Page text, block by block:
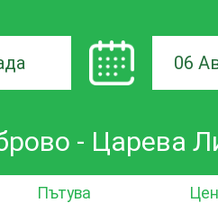
06
- Царева
Пътува